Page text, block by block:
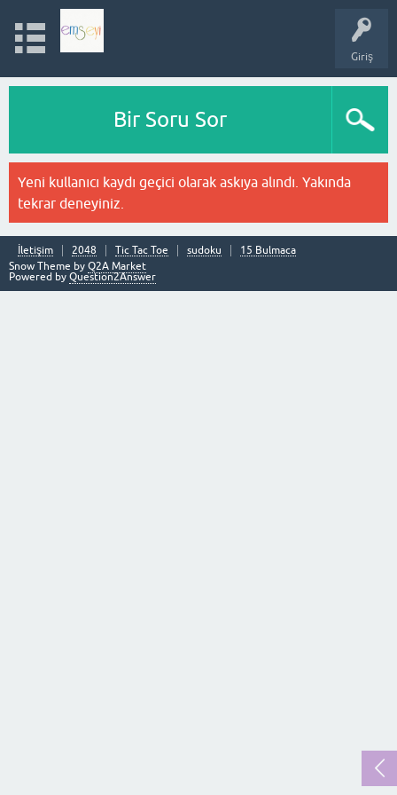
Giriş
Bir Soru Sor
Yeni kullanıcı kaydı geçici olarak askıya alındı. Yakında
tekrar deneyiniz.
İletişim 2048 Tic Tac Toe sudoku
15 Bulmaca
Snow Theme by Q2A Market
Powered by Question2Answer